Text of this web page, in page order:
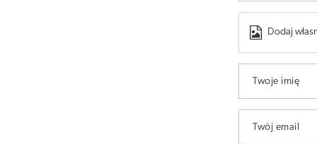
Dodaj
Twoje imię
Twój email